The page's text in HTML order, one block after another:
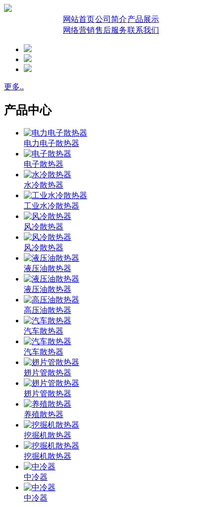
网站首页公司简介产品展示
网络营销售后服务联系我们
更多..
产品中心
电力电子散热器
电子散热器
水冷散热器
工业水冷散热器
风冷散热器
风冷散热器
液压油散热器
液压油散热器
高压油散热器
汽车散热器
汽车散热器
翅片管散热器
翅片管散热器
养殖散热器
挖掘机散热器
挖掘机散热器
中冷器
中冷器